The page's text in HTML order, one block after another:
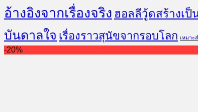
อ้างอิงจากเรื่องจริง ฮอลลีวู้ดสร้างเ
บันดาลใจ เรื่องราวสุนัขจากรอบโลก เหมาะ
-20%